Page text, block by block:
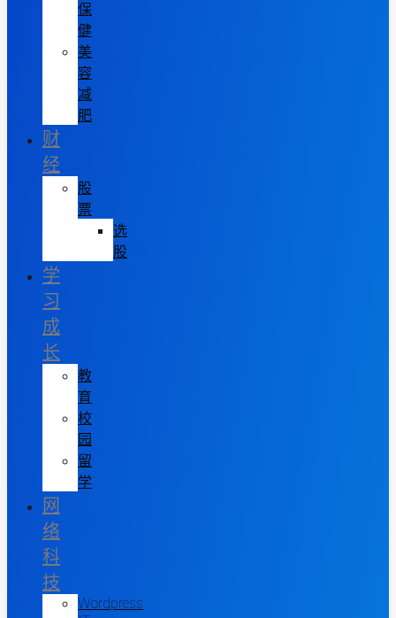
保
健
美
容
减
肥
财
经
股
票
选
股
学
习
成
长
教
育
校
园
留
学
网
络
科
技
Wordpress